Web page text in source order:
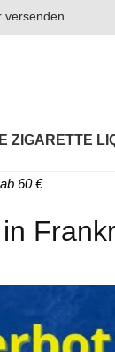
versenden
E ZIGARETTE
60 €